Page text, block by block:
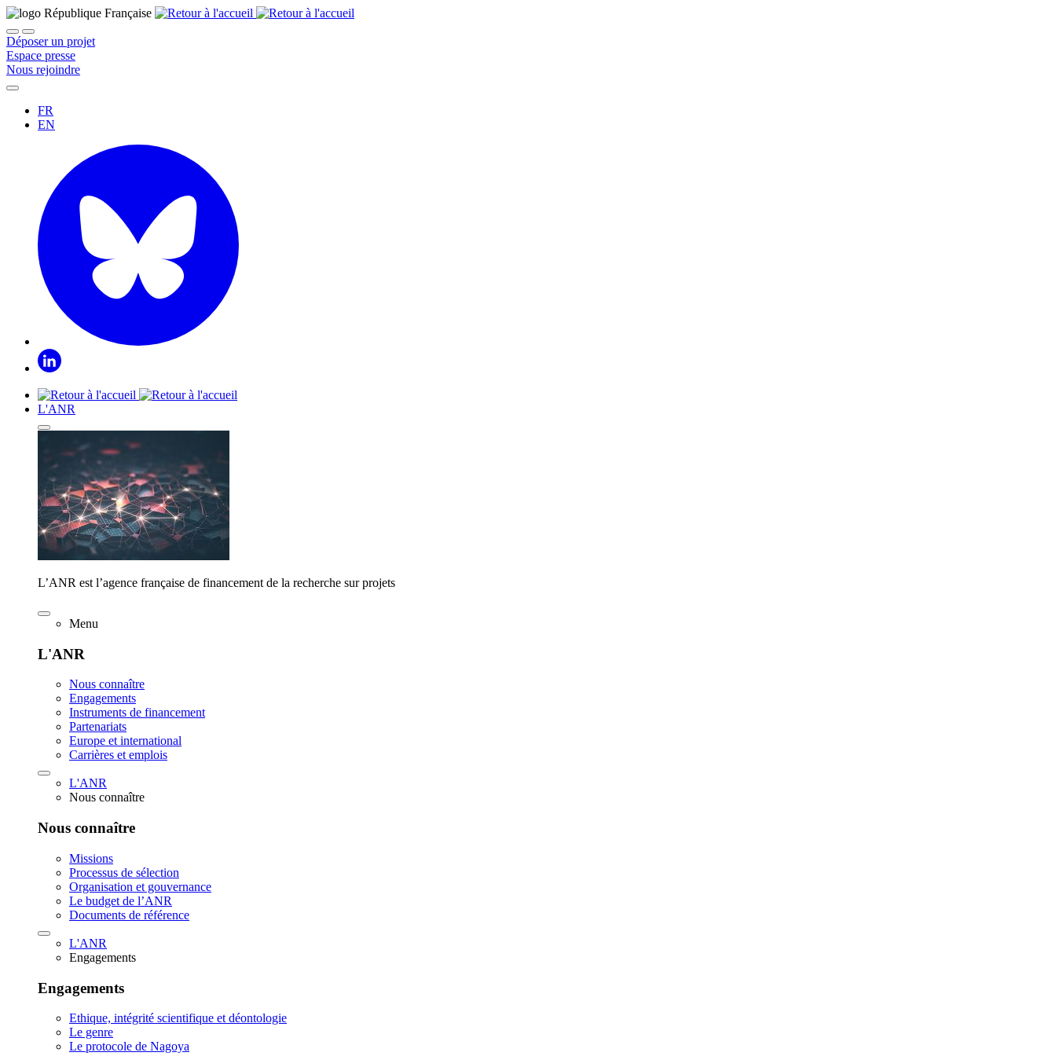
Déposer un projet
Espace presse
Nous rejoindre
FR
EN
L'ANR
L’ANR est l’agence française de financement de la recherche sur projets
Menu
L'ANR
Nous connaître
Engagements
Instruments de financement
Partenariats
Europe et international
Carrières et emplois
L'ANR
Nous connaître
Nous connaître
Missions
Processus de sélection
Organisation et gouvernance
Le budget de l’ANR
Documents de référence
L'ANR
Engagements
Engagements
Ethique, intégrité scientifique et déontologie
Le genre
Le protocole de Nagoya